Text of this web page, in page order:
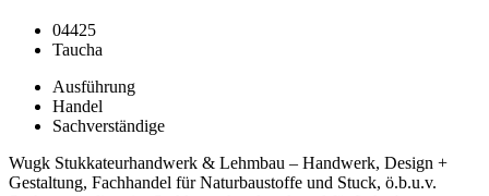
04425
Taucha
Ausführung
Handel
Sachverständige
Wugk Stukkateurhandwerk & Lehmbau – Handwerk, Design +
Gestaltung, Fachhandel für Naturbaustoffe und Stuck, ö.b.u.v.